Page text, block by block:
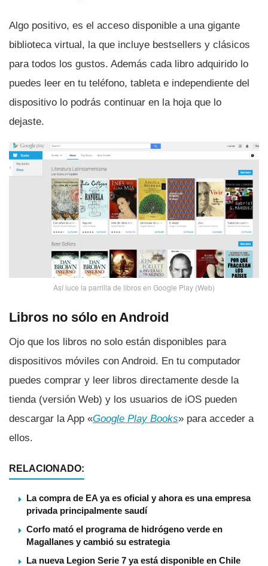
Algo positivo, es el acceso disponible a una gigante
biblioteca virtual, la que incluye bestsellers y clásicos
para todos los gustos. Además cada libro adquirido lo
puedes leer en tu teléfono, tableta e independiente del
dispositivo lo podrás continuar en la hoja que lo
dejaste.
Así­ luce la parrilla de libros en Google Play (Web)
Libros no sólo en Android
Ojo que los libros no solo están disponibles para
dispositivos móviles con Android. En tu computador
puedes comprar y leer libros directamente desde la
tienda (versión Web) y los usuarios de iOS pueden
descargar la App «Google Play Books» para acceder a
ellos.
RELACIONADO:
La compra de EA ya es oficial y ahora es una empresa
privada principalmente saudí
Corfo mató el programa de hidrógeno verde en
Magallanes y cambió su estrategia
La nueva Legion Serie 7 ya está disponible en Chile